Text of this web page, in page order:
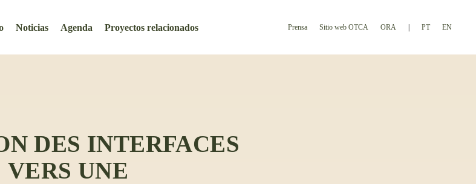
Noticias Agenda Proyectos relacionados Prensa Sitio web OTCA ORA PT EN
DES INTERFACES
UNE